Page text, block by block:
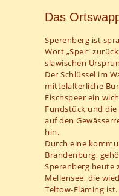
Das
Sperenberg ist
Wort „Sper“
slawischen
Der Schlüssel im
mittelalterliche
Fischspeer ein
Fundstück und
auf den
hin.
Durch eine
Brandenburg,
Sperenberg heute
Mellensee, die
Teltow-Fläming ist.